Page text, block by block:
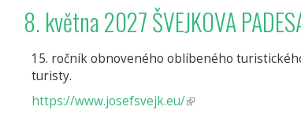
Na
kam
oko
ze
Zlatého
8. května 2027 ŠVEJKOVA
15. ročník obnoveného oblíbeného
turisty.
https://www.josefsvejk.eu/(odkaz